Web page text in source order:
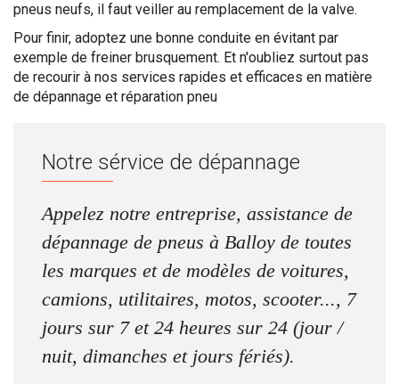
pneus neufs, il faut veiller au remplacement de la valve.
Pour finir, adoptez une bonne conduite en évitant par
exemple de freiner brusquement. Et n'oubliez surtout pas
de recourir à nos services rapides et efficaces en matière
de dépannage et réparation pneu
Notre sérvice de dépannage
Appelez notre entreprise, assistance de
dépannage de pneus à Balloy de toutes
les marques et de modèles de voitures,
camions, utilitaires, motos, scooter..., 7
jours sur 7 et 24 heures sur 24 (jour /
nuit, dimanches et jours fériés).